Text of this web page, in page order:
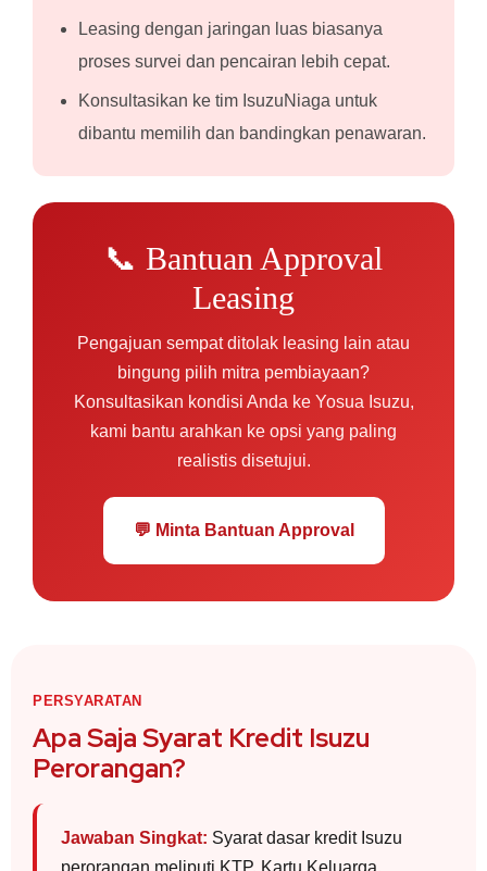
Leasing dengan jaringan luas biasanya
proses survei dan pencairan lebih cepat.
Konsultasikan ke tim IsuzuNiaga untuk
dibantu memilih dan bandingkan penawaran.
📞 Bantuan Approval
Leasing
Pengajuan sempat ditolak leasing lain atau
bingung pilih mitra pembiayaan?
Konsultasikan kondisi Anda ke Yosua Isuzu,
kami bantu arahkan ke opsi yang paling
realistis disetujui.
💬 Minta Bantuan Approval
PERSYARATAN
Apa Saja Syarat Kredit Isuzu
Perorangan?
Jawaban Singkat: Syarat dasar kredit Isuzu
perorangan meliputi KTP, Kartu Keluarga,